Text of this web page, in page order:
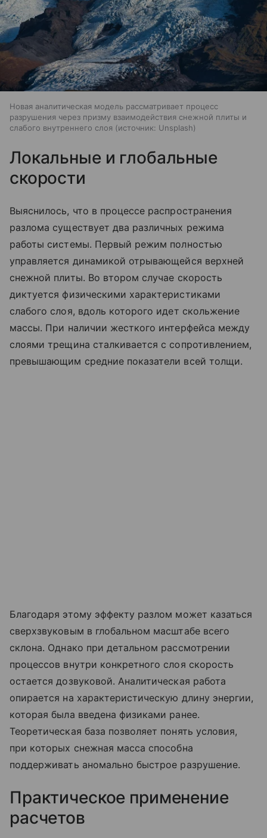
Новая аналитическая модель рассматривает процесс
разрушения через призму взаимодействия снежной плиты и
слабого внутреннего слоя
источник: Unsplash
Локальные и глобальные
скорости
Выяснилось, что в процессе распространения
разлома существует два различных режима
работы системы. Первый режим полностью
управляется динамикой отрывающейся верхней
снежной плиты. Во втором случае скорость
диктуется физическими характеристиками
слабого слоя, вдоль которого идет скольжение
массы. При наличии жесткого интерфейса между
слоями трещина сталкивается с сопротивлением,
превышающим средние показатели всей толщи.
Благодаря этому эффекту разлом может казаться
сверхзвуковым в глобальном масштабе всего
склона. Однако при детальном рассмотрении
процессов внутри конкретного слоя скорость
остается дозвуковой. Аналитическая работа
опирается на характеристическую длину энергии,
которая была введена физиками ранее.
Теоретическая база позволяет понять условия,
при которых снежная масса способна
поддерживать аномально быстрое разрушение.
Практическое применение
расчетов